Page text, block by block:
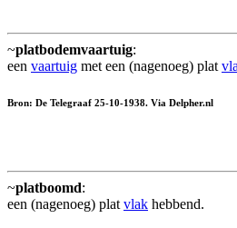
~platbodemvaartuig:
een vaartuig met een (nagenoeg) plat
Bron: De Telegraaf 25-10-1938. Via Delpher.nl
~platboomd:
een (nagenoeg) plat vlak hebbend.